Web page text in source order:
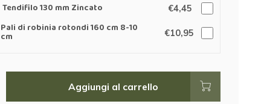
Tendifilo 130 mm Zincato €4,45
Pali di robinia rotondi 160 cm 8-10
cm €10,95
Aggiungi al carrello